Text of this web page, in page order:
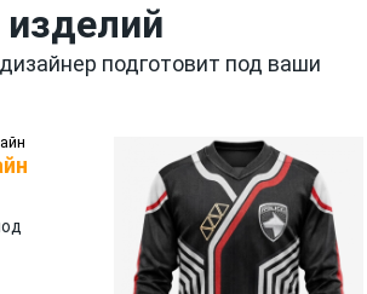
подготовит под ваши